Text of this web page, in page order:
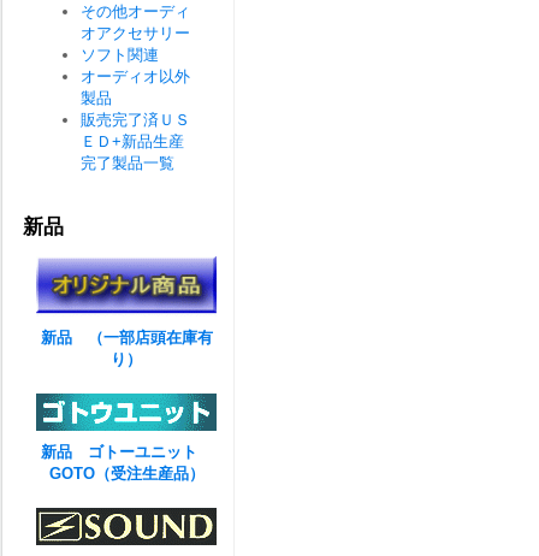
その他オーディ
オアクセサリー
ソフト関連
オーディオ以外
製品
販売完了済ＵＳ
ＥＤ+新品生産
完了製品一覧
新品
新品 （一部店頭在庫有
り）
新品 ゴトーユニット
GOTO（受注生産品）